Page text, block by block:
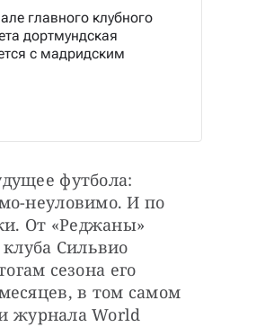
главного клубного
дортмундская
с мадридским
футбола:
неуловимо. И по
От «Реджаны»
Сильвио
сезона его
в том самом
журнала World